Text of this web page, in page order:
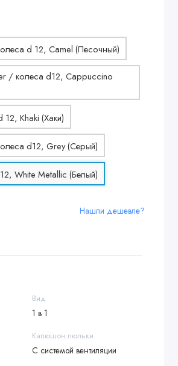
Нашли дешевле?
Вид
1 в 1
Капюшон люльки
С системой вентиляции